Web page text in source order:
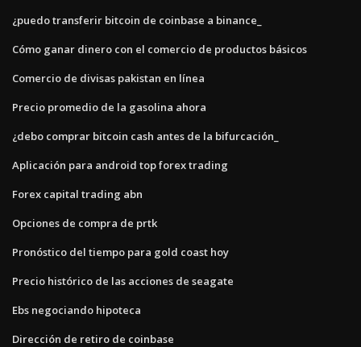
¿puedo transferir bitcoin de coinbase a binance_
Cómo ganar dinero con el comercio de productos básicos
Comercio de divisas pakistan en línea
Precio promedio de la gasolina ahora
¿debo comprar bitcoin cash antes de la bifurcación_
Aplicación para android top forex trading
Forex capital trading abn
Opciones de compra de prtk
Pronóstico del tiempo para gold coast hoy
Precio histórico de las acciones de seagate
Ebs negociando hipoteca
Dirección de retiro de coinbase